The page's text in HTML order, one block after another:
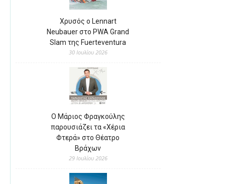
Χρυσός ο Lennart
Neubauer στο PWA Grand
Slam της Fuerteventura
30 Ιουλίου 2026
Ο Μάριος Φραγκούλης
παρουσιάζει τα «Χέρια
Φτερά» στο Θέατρο
Βράχων
29 Ιουλίου 2026